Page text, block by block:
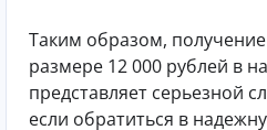
Таким образом,
размере 12 000 рублей в
представляет серьезной
если обратиться в